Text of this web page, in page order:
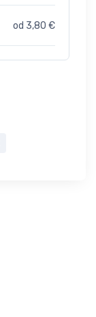
od 3,80 €